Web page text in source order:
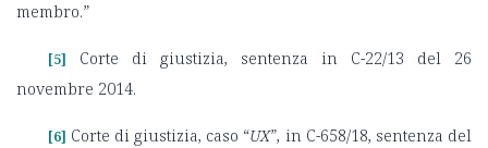
membro.”
[5] Corte di giustizia, sentenza in C-22/13 del 26
novembre 2014.
[6] Corte di giustizia, caso “UX”, in C-658/18, sentenza del